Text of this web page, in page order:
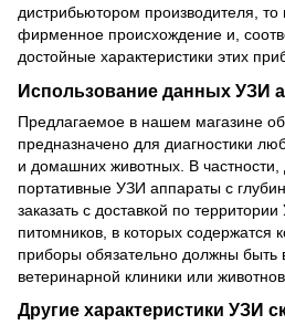
дистрибьютором производителя,
фирменное происхождение и,
достойные характеристики этих
Использование данных УЗИ
Предлагаемое в нашем магазине
предназначено для диагностики
и домашних животных. В
портативные УЗИ аппараты с
заказать с доставкой по
питомников, в которых содержатся
приборы обязательно должны быть
ветеринарной клиники или
Другие характеристики УЗИ